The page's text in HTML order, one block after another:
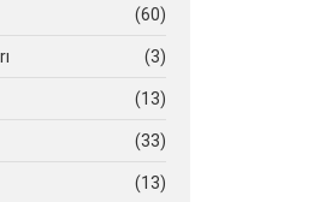
(60)
(3)
(13)
(33)
(13)